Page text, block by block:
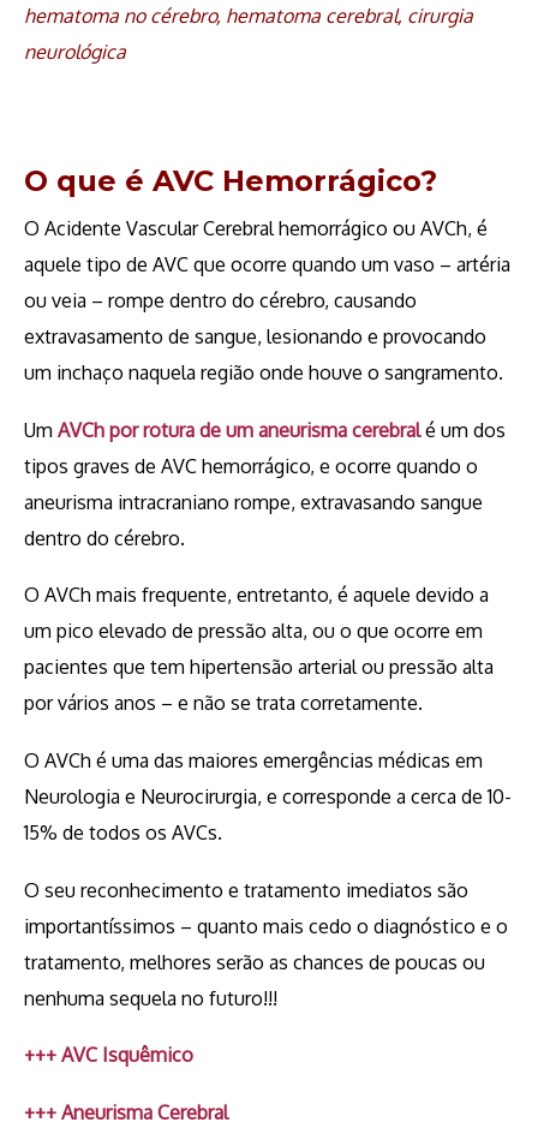
hematoma no cérebro, hematoma cerebral, cirurgia
neurológica
O que é AVC Hemorrágico?
O Acidente Vascular Cerebral hemorrágico ou AVCh, é
aquele tipo de AVC que ocorre quando um vaso – artéria
ou veia – rompe dentro do cérebro, causando
extravasamento de sangue, lesionando e provocando
um inchaço naquela região onde houve o sangramento.
Um AVCh por rotura de um aneurisma cerebralé um dos
tipos graves de AVC hemorrágico, e ocorre quando o
aneurisma intracraniano rompe, extravasando sangue
dentro do cérebro.
O AVCh mais frequente, entretanto, é aquele devido a
um pico elevado de pressão alta, ou o que ocorre em
pacientes que tem hipertensão arterial ou pressão alta
por vários anos – e não se trata corretamente.
O AVCh é uma das maiores emergências médicas em
Neurologia e Neurocirurgia, e corresponde a cerca de 10-
15% de todos os AVCs.
O seu reconhecimento e tratamento imediatos são
importantíssimos – quanto mais cedo o diagnóstico e o
tratamento, melhores serão as chances de poucas ou
nenhuma sequela no futuro!!!
+++ AVC Isquêmico
+++ Aneurisma Cerebral